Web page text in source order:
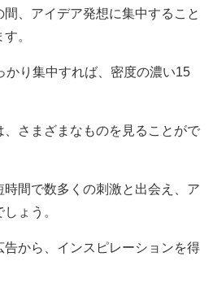
、アイデア発想に集中すること
。
かり集中すれば、密度の濃い15
、さまざまなものを見ることがで
時間で数多くの刺激と出会え、ア
ょう。
から、インスピレーションを得